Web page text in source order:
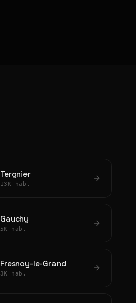
Tergnier
13K hab.
Gauchy
5K hab.
Fresnoy-le-Grand
3K hab.